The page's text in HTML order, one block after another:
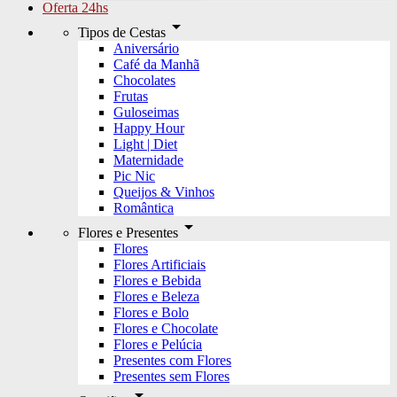
Oferta 24hs
Tipos de Cestas arrow_drop_down
Aniversário
Café da Manhã
Chocolates
Frutas
Guloseimas
Happy Hour
Light | Diet
Maternidade
Pic Nic
Queijos & Vinhos
Romântica
Flores e Presentes arrow_drop_down
Flores
Flores Artificiais
Flores e Bebida
Flores e Beleza
Flores e Bolo
Flores e Chocolate
Flores e Pelúcia
Presentes com Flores
Presentes sem Flores